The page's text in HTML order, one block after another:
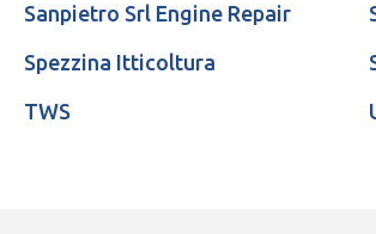
Sanpietro Srl Engine Repair
Spezzina Itticoltura
TWS